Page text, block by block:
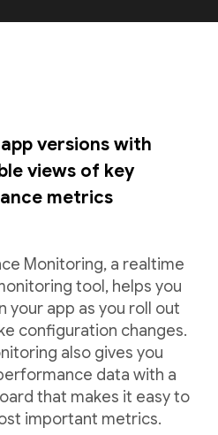
versions with
views of key
metrics
Monitoring, a realtime
tool, helps you
your app as you roll out
configuration changes.
also gives you
data with a
that makes it easy to
important metrics.